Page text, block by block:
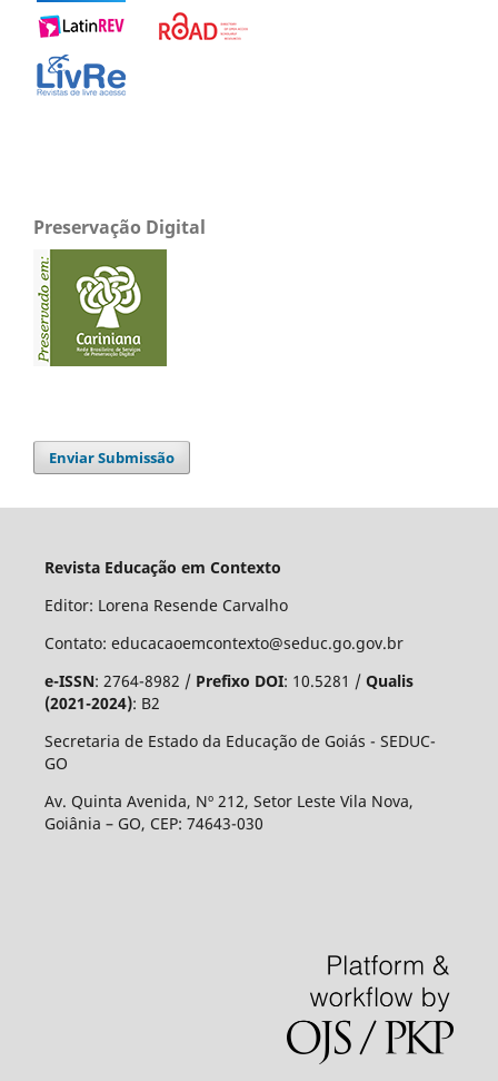
Preservação Digital
Enviar Submissão
Revista Educação em Contexto
Editor: Lorena Resende Carvalho
Contato: educacaoemcontexto@seduc.go.gov.br
e-ISSN: 2764-8982 / Prefixo DOI: 10.5281 / Qualis
(2021-2024): B2
Secretaria de Estado da Educação de Goiás - SEDUC-
GO
Av. Quinta Avenida, Nº 212, Setor Leste Vila Nova,
Goiânia – GO, CEP: 74643-030